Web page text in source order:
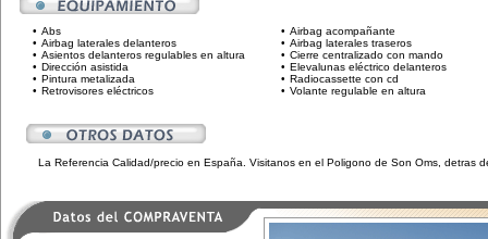
• Abs • Airbag acompañante
• Airbag laterales delanteros • Airbag laterales traseros
• Asientos delanteros regulables en altura • Cierre centralizado con mando
• Dirección asistida • Elevalunas eléctrico delanteros
• Pintura metalizada • Radiocassette con cd
• Retrovisores eléctricos • Volante regulable en altura
La Referencia Calidad/precio en España. Visitanos en el Poligono de Son Oms, detras